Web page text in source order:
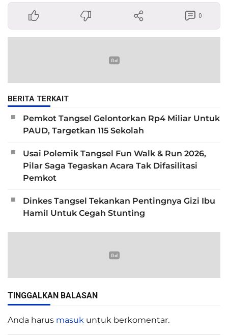
0
BERITA TERKAIT
Pemkot Tangsel Gelontorkan Rp4 Miliar Untuk
PAUD, Targetkan 115 Sekolah
Usai Polemik Tangsel Fun Walk & Run 2026,
Pilar Saga Tegaskan Acara Tak Difasilitasi
Pemkot
Dinkes Tangsel Tekankan Pentingnya Gizi Ibu
Hamil Untuk Cegah Stunting
TINGGALKAN BALASAN
Anda harus masuk untuk berkomentar.